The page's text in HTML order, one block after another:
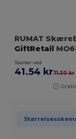
RUMAT
GiftRetail
Starter ved
41.54 kr71.30 kr